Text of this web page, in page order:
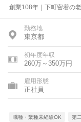
創業108年｜下町密着の
勤務地
東京都
初年度年収
260万～350万円
雇用形態
正社員
職種・業種未経験OK 第